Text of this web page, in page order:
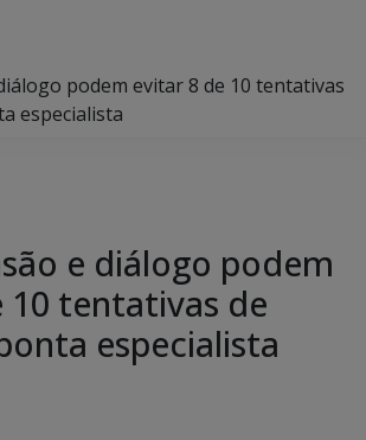
podem evitar 8 de 10 tentativas
especialista
e diálogo podem
10 tentativas de
especialista